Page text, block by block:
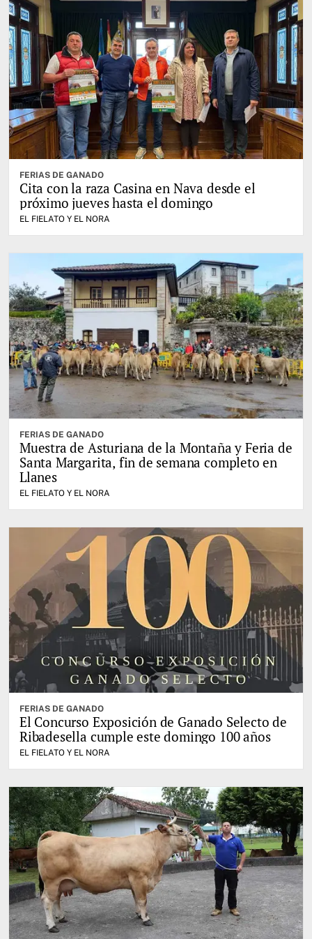
FERIAS DE GANADO
Cita con la raza Casina en Nava desde el
próximo jueves hasta el domingo
EL FIELATO Y EL NORA
FERIAS DE GANADO
Muestra de Asturiana de la Montaña y Feria de
Santa Margarita, fin de semana completo en
Llanes
EL FIELATO Y EL NORA
FERIAS DE GANADO
El Concurso Exposición de Ganado Selecto de
Ribadesella cumple este domingo 100 años
EL FIELATO Y EL NORA